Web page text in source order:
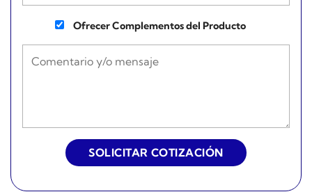
Ofrecer Complementos del Producto